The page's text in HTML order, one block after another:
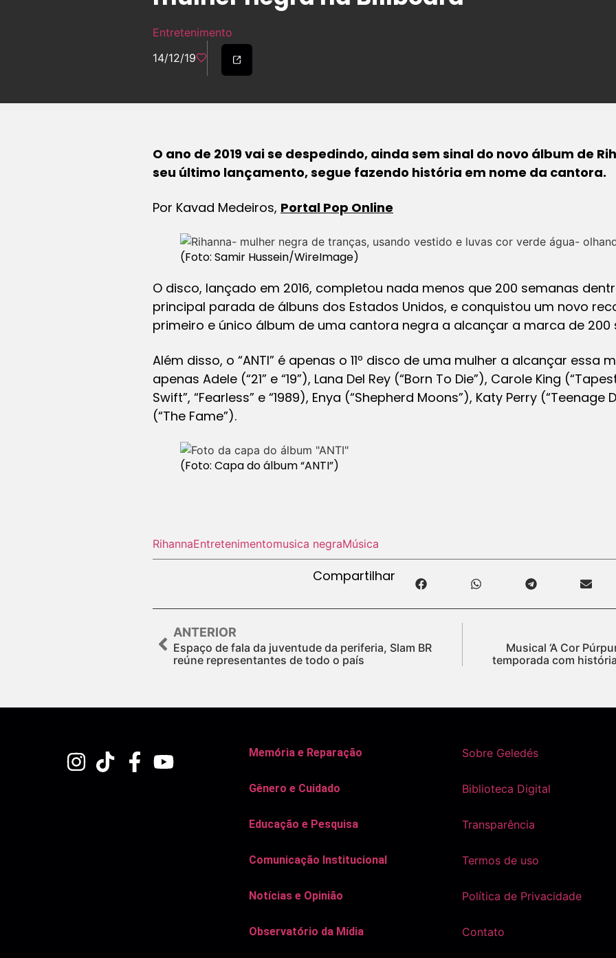
Entretenimento
14/12/19
O ano de 2019 vai se despedindo, ainda sem sinal do novo álbum de
seu último lançamento, segue fazendo história em nome da cantora.
Por Kavad Medeiros, Portal Pop Online
(Foto: Samir Hussein/WireImage)
O disco, lançado em 2016, completou nada menos que 200 semanas
principal parada de álbuns dos Estados Unidos, e conquistou um novo
primeiro e único álbum de uma cantora negra a alcançar a marca de 200
Além disso, o “ANTI” é apenas o 11º disco de uma mulher a alcançar essa
apenas Adele (“21” e “19”), Lana Del Rey (“Born To Die”), Carole King
Swift”, “Fearless” e “1989), Enya (“Shepherd Moons”), Katy Perry (“Teenage
(“The Fame”).
(Foto: Capa do álbum “ANTI”)
RihannaEntretenimentomusica negraMúsica
Compartilhar
ANTERIOR
Espaço de fala da juventude da periferia, Slam BR
reúne representantes de todo o país
Musical ‘A Cor
temporada com
Memória e Reparação
Gênero e Cuidado
Educação e Pesquisa
Comunicação Institucional
Notícias e Opinião
Observatório da Mídia
Sobre Geledés
Biblioteca Digital
Transparência
Termos de uso
Política de Privacidade
Contato